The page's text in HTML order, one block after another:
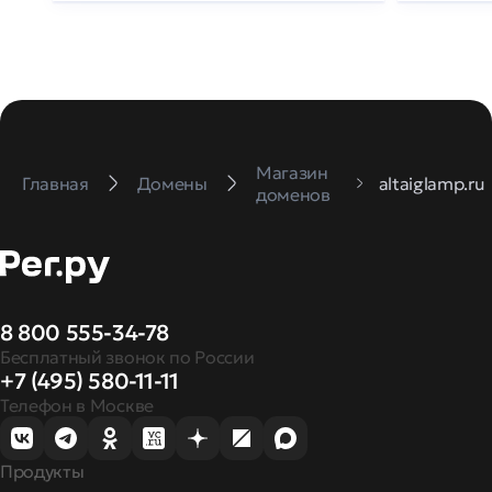
Главная Домены
Магазин
доменов
altaiglamp.ru
8 800 555-34-78
Бесплатный звонок по России
+7 (495) 580-11-11
Телефон в Москве
Продукты